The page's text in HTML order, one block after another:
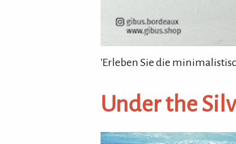
'Erleben Sie die
Under the